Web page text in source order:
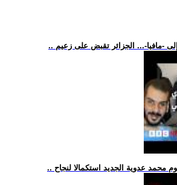
-مافيا-... الجزائر تقبض على زعيم
محمد عدوية الجديد استكمالا لنجاح